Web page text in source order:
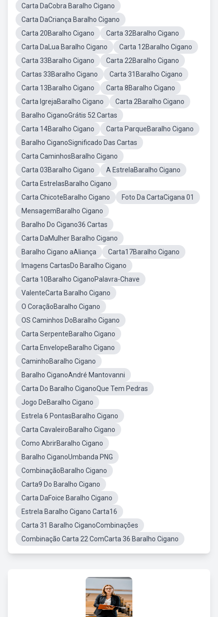
Carta DaCobra Baralho Cigano
Carta DaCriança Baralho Cigano
Carta 20Baralho Cigano
Carta 32Baralho Cigano
Carta DaLua Baralho Cigano
Carta 12Baralho Cigano
Carta 33Baralho Cigano
Carta 22Baralho Cigano
Cartas 33Baralho Cigano
Carta 31Baralho Cigano
Carta 13Baralho Cigano
Carta 8Baralho Cigano
Carta IgrejaBaralho Cigano
Carta 2Baralho Cigano
Baralho CiganoGrátis 52 Cartas
Carta 14Baralho Cigano
Carta ParqueBaralho Cigano
Baralho CiganoSignificado Das Cartas
Carta CaminhosBaralho Cigano
Carta 03Baralho Cigano
A EstrelaBaralho Cigano
Carta EstrelasBaralho Cigano
Carta ChicoteBaralho Cigano
Foto Da CartaCigana 01
MensagemBaralho Cigano
Baralho Do Cigano36 Cartas
Carta DaMulher Baralho Cigano
Baralho Cigano aAliança
Carta17Baralho Cigano
Imagens CartasDo Baralho Cigano
Carta 10Baralho CiganoPalavra-Chave
ValenteCarta Baralho Cigano
O CoraçãoBaralho Cigano
OS Caminhos DoBaralho Cigano
Carta SerpenteBaralho Cigano
Carta EnvelopeBaralho Cigano
CaminhoBaralho Cigano
Baralho CiganoAndré Mantovanni
Carta Do Baralho CiganoQue Tem Pedras
Jogo DeBaralho Cigano
Estrela 6 PontasBaralho Cigano
Carta CavaleiroBaralho Cigano
Como AbrirBaralho Cigano
Baralho CiganoUmbanda PNG
CombinaçãoBaralho Cigano
Carta9 Do Baralho Cigano
Carta DaFoice Baralho Cigano
Estrela Baralho Cigano Carta16
Carta 31 Baralho CiganoCombinações
Combinação Carta 22 ComCarta 36 Baralho Cigano